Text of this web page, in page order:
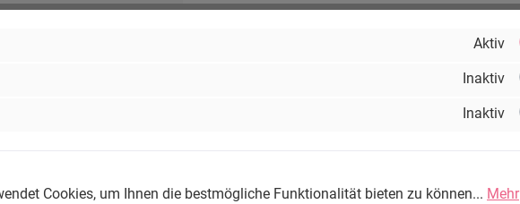
Aktiv
Inaktiv
Inaktiv
Cookies, um Ihnen die bestmögliche Funktionalität bieten zu können... Mehr